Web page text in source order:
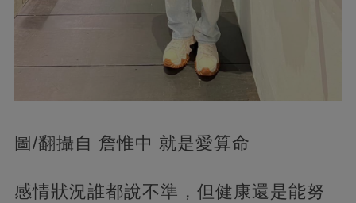
圖/翻攝自 詹惟中 就是愛算命
感情狀況誰都說不準，但健康還是能努